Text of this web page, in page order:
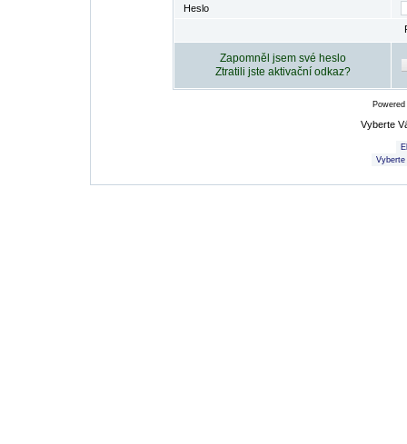
Heslo
Zapomněl jsem své heslo
Ztratili jste aktivační odkaz?
Vyberte